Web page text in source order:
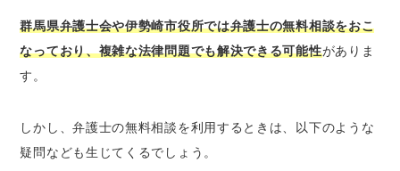
伊勢崎市の弁護士に債務整理の無料法律相談
をしたいとき
をしたいとき
伊勢崎市の弁護士に交通事故の無料法律相談
群馬県弁護士会や伊勢崎市役所では弁護士の無料相談をおこ
なっており、複雑な法律問題でも解決できる可能性がありま
す。
しかし、弁護士の無料相談を利用するときは、以下のような
疑問なども生じてくるでしょう。